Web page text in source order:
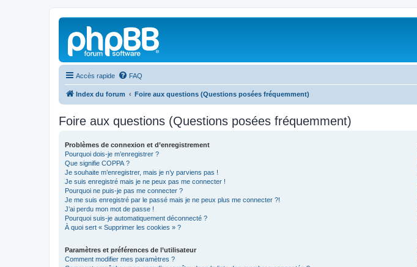
Accès rapide FAQ
Index du forum Foire aux questions (Questions posées fréquemment)
Foire aux questions (Questions posées fréquemment)
Problèmes de connexion et d’enregistrement
Pourquoi dois-je m’enregistrer ?
Que signifie COPPA ?
Je souhaite m’enregistrer, mais je n’y parviens pas !
Je suis enregistré mais je ne peux pas me connecter !
Pourquoi ne puis-je pas me connecter ?
Je me suis enregistré par le passé mais je ne peux plus me connecter ?!
J’ai perdu mon mot de passe !
Pourquoi suis-je automatiquement déconnecté ?
À quoi sert « Supprimer les cookies » ?
Paramètres et préférences de l’utilisateur
Comment modifier mes paramètres ?